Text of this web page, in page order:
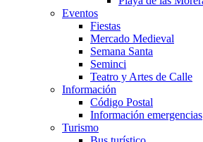
Eventos
Fiestas
Mercado Medieval
Semana Santa
Seminci
Teatro y Artes de Calle
Información
Código Postal
Información emergencias
Turismo